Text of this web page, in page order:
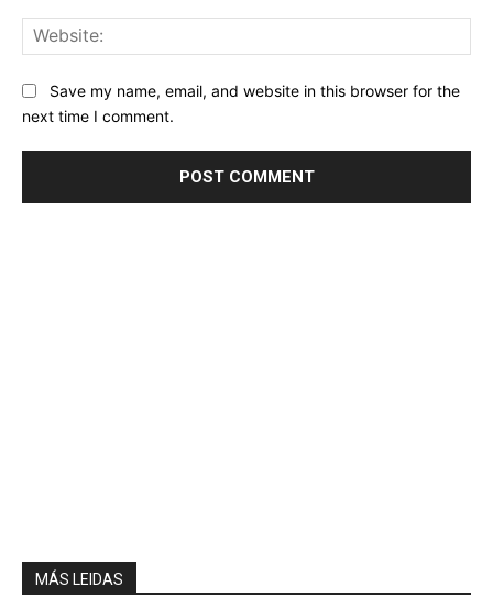
Save my name, email, and website in this browser for the
next time I comment.
MÁS LEIDAS